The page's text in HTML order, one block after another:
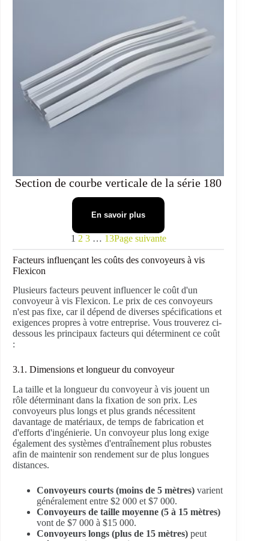
Section de courbe verticale de la série 180
En savoir plus
1 2 3 … 13Page suivante
Facteurs influençant les coûts des convoyeurs à vis
Flexicon
Plusieurs facteurs peuvent influencer le coût d'un
convoyeur à vis Flexicon. Le prix de ces convoyeurs
n'est pas fixe, car il dépend de diverses spécifications et
exigences propres à votre entreprise. Vous trouverez ci-
dessous les principaux facteurs qui déterminent ce coût
:
3.1. Dimensions et longueur du convoyeur
La taille et la longueur du convoyeur à vis jouent un
rôle déterminant dans la fixation de son prix. Les
convoyeurs plus longs et plus grands nécessitent
davantage de matériaux, de temps de fabrication et
d'efforts d'ingénierie. Un convoyeur plus long exige
également des systèmes d'entraînement plus robustes
afin de maintenir son rendement sur de plus longues
distances.
Convoyeurs courts (moins de 5 mètres) varient
généralement entre $2 000 et $7 000.
Convoyeurs de taille moyenne (5 à 15 mètres)
vont de $7 000 à $15 000.
Convoyeurs longs (plus de 15 mètres) peut